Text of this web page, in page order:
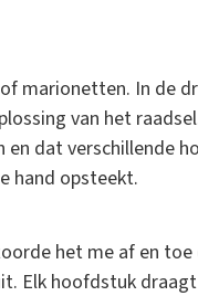
marionetten. In de
van het
dat verschillende
hand opsteekt.
het me af en
Elk hoofdstuk